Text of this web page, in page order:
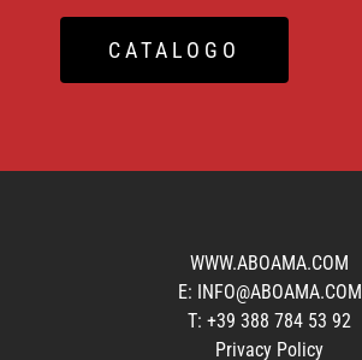
CATALOGO
WWW.ABOAMA.COM
E: INFO@ABOAMA.COM
T: +39 388 784 53 92‬
Privacy Policy